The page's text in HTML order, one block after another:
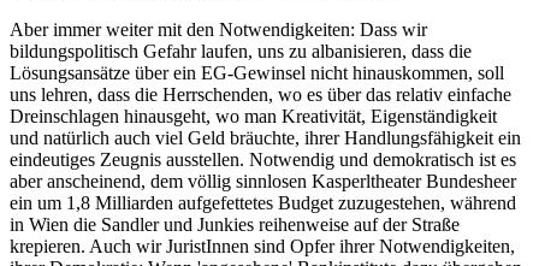
Aber immer weiter mit den Notwendigkeiten: Dass wir
bildungspolitisch Gefahr laufen, uns zu albanisieren, dass die
Lösungsansätze über ein EG-Gewinsel nicht hinauskommen, soll
uns lehren, dass die Herrschenden, wo es über das relativ einfache
Dreinschlagen hinausgeht, wo man Kreativität, Eigenständigkeit
und natürlich auch viel Geld bräuchte, ihrer Handlungsfähigkeit ein
eindeutiges Zeugnis ausstellen. Notwendig und demokratisch ist es
aber anscheinend, dem völlig sinnlosen Kasperltheater Bundesheer
ein um 1,8 Milliarden aufgefettetes Budget zuzugestehen, während
in Wien die Sandler und Junkies reihenweise auf der Straße
krepieren. Auch wir JuristInnen sind Opfer ihrer Notwendigkeiten,